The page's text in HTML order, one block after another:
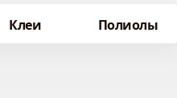
Клеи Полиолы